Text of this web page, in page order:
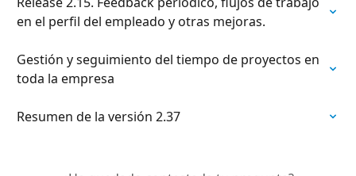
en el perfil del empleado y otras mejoras.
Gestión y seguimiento del tiempo de proyectos en
toda la empresa
Resumen de la versión 2.37